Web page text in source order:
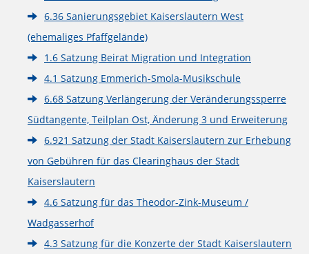
6.36 Sanierungsgebiet Kaiserslautern West
(ehemaliges Pfaffgelände)
1.6 Satzung Beirat Migration und Integration
4.1 Satzung Emmerich-Smola-Musikschule
6.68 Satzung Verlängerung der Veränderungssperre
Südtangente, Teilplan Ost, Änderung 3 und Erweiterung
6.921 Satzung der Stadt Kaiserslautern zur Erhebung
von Gebühren für das Clearinghaus der Stadt
Kaiserslautern
4.6 Satzung für das Theodor-Zink-Museum /
Wadgasserhof
4.3 Satzung für die Konzerte der Stadt Kaiserslautern